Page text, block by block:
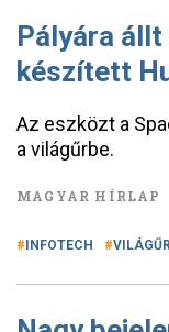
Pályára
készített
Az eszközt a
a világűrbe.
MAGYAR HÍRLAP
INFOTECH VILÁGŰR